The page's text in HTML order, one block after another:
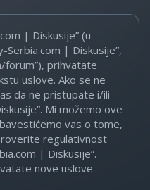
| Diskusije” (u
Serbia.com | Diskusije”,
prihvatate
uslove. Ako se ne
da ne pristupate i/ili
Mi možemo ove
vas o tome,
regulativnost
| Diskusije”.
nove uslove.